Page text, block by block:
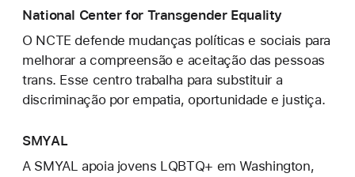
National Center for Transgender Equality
O NCTE defende mudanças políticas e sociais para
melhorar a compreensão e aceitação das pessoas
trans. Esse centro trabalha para substituir a
discriminação por empatia, oportunidade e justiça.
SMYAL
A SMYAL apoia jovens LQBTQ+ em Washington,